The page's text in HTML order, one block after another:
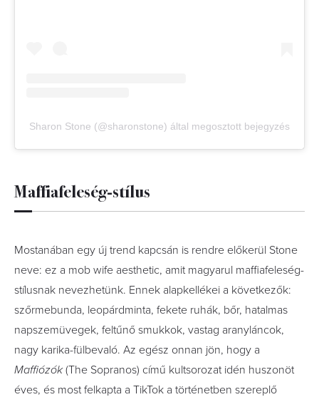
Sharon Stone (@sharonstone) által megosztott bejegyzés
Maffiafeleség-stílus
Mostanában egy új trend kapcsán is rendre előkerül Stone
neve: ez a mob wife aesthetic, amit magyarul maffiafeleség-
stílusnak nevezhetünk. Ennek alapkellékei a következők:
szőrmebunda, leopárdminta, fekete ruhák, bőr, hatalmas
napszemüvegek, feltűnő smukkok, vastag aranyláncok,
nagy karika-fülbevaló. Az egész onnan jön, hogy a
Maffiózók(The Sopranos) című kultsorozat idén huszonöt
éves, és most felkapta a TikTok a történetben szereplő